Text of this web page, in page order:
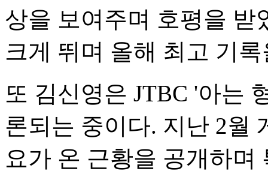
상을 보여주며 호평을 받
크게 뛰며 올해 최고 기
또 김신영은 JTBC '아는
론되는 중이다. 지난 2월
요가 온 근황을 공개하